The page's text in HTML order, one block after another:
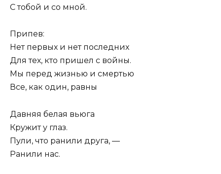
С тобой и со мной.
Припев:
Нет первых и нет последних
Для тех, кто пришел с войны.
Мы перед жизнью и смертью
Все, как один, равны
Давняя белая вьюга
Кружит у глаз.
Пули, что ранили друга, —
Ранили нас.